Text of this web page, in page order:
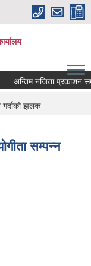
नजिता प्रकाशन सम्बन्धि
गर्दाको झलक
सम्पन्न